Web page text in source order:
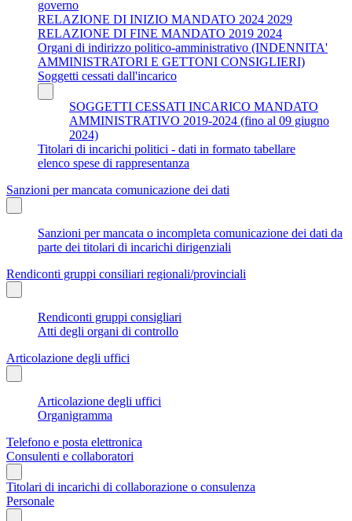
governo
RELAZIONE DI INIZIO MANDATO 2024 2029
RELAZIONE DI FINE MANDATO 2019 2024
Organi di indirizzo politico-amministrativo (INDENNITA'
AMMINISTRATORI E GETTONI CONSIGLIERI)
Soggetti cessati dall'incarico
SOGGETTI CESSATI INCARICO MANDATO
AMMINISTRATIVO 2019-2024 (fino al 09 giugno
2024)
Titolari di incarichi politici - dati in formato tabellare
elenco spese di rappresentanza
Sanzioni per mancata comunicazione dei dati
Sanzioni per mancata o incompleta comunicazione dei dati da
parte dei titolari di incarichi dirigenziali
Rendiconti gruppi consiliari regionali/provinciali
Rendiconti gruppi consigliari
Atti degli organi di controllo
Articolazione degli uffici
Articolazione degli uffici
Organigramma
Telefono e posta elettronica
Consulenti e collaboratori
Titolari di incarichi di collaborazione o consulenza
Personale